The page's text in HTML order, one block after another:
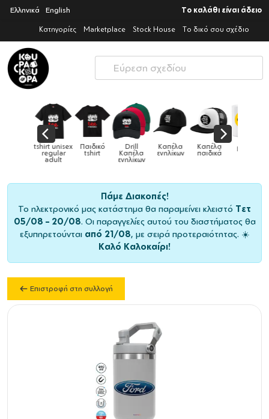
Ελληνικά English Το καλάθι είναι άδειο
Κατηγορίες Marketplace Stock House Το δικό σου σχέδιο
Drill
Καπέλα
ενηλίκων
Καπέλα
ενηλίκων
Καπέλα
παιδικά Κούπες Κούπες
ειδικές
Πάμε Διακοπές!
Το ηλεκτρονικό μας κατάστημα θα παραμείνει κλειστό Τετ
05/08 – 20/08. Οι παραγγελίες αυτού του διαστήματος θα
εξυπηρετούνται από 21/08, με σειρά προτεραιότητας. ☀️
Καλό Καλοκαίρι!
Επιστροφή στη συλλογή